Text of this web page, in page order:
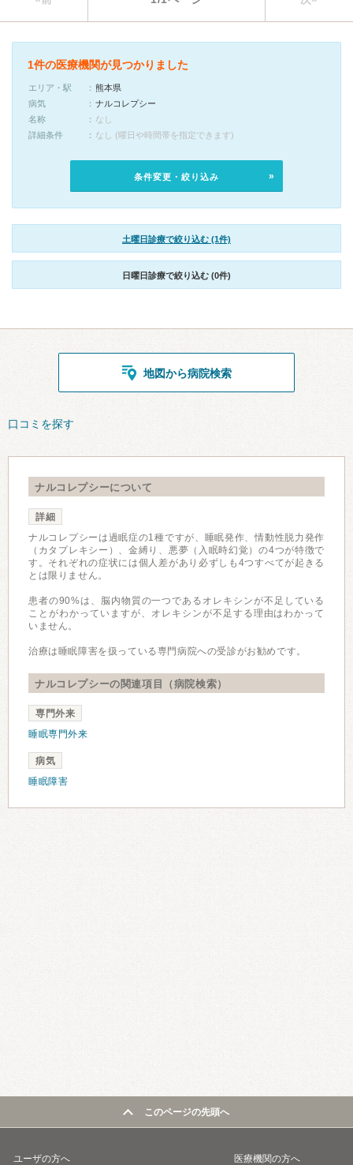
1件の医療機関が見つかりました
エリア・駅
熊本県
病気
ナルコレプシー
名称
なし
詳細条件
なし (曜日や時間帯を指定できます)
条件変更・絞り込み
土曜日診療で絞り込む (1件)
日曜日診療で絞り込む (0件)
地図から病院検索
口コミを探す
ナルコレプシーについて
詳細
ナルコレプシーは過眠症の1種ですが、睡眠発作、情動性脱力発作
（カタプレキシー）、金縛り、悪夢（入眠時幻覚）の4つが特徴で
す。それぞれの症状には個人差があり必ずしも4つすべてが起きる
とは限りません。
患者の90%は、脳内物質の一つであるオレキシンが不足している
ことがわかっていますが、オレキシンが不足する理由はわかって
いません。
治療は睡眠障害を扱っている専門病院への受診がお勧めです。
ナルコレプシーの関連項目（病院検索）
専門外来
睡眠専門外来
病気
睡眠障害
このページの先頭へ
ユーザの方へ 医療機関の方へ